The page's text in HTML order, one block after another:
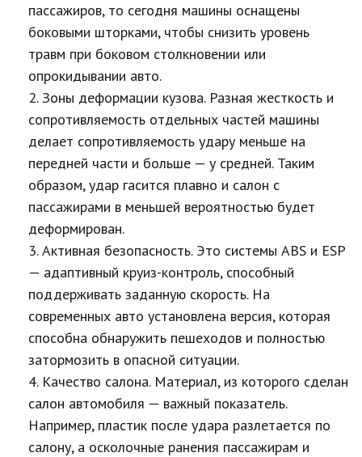
пассажиров, то сегодня машины оснащены
боковыми шторками, чтобы снизить уровень
травм при боковом столкновении или
опрокидывании авто.
Зоны деформации кузова. Разная жесткость и
сопротивляемость отдельных частей машины
делает сопротивляемость удару меньше на
передней части и больше — у средней. Таким
образом, удар гасится плавно и салон с
пассажирами в меньшей вероятностью будет
деформирован.
Активная безопасность. Это системы ABS и ESP
— адаптивный круиз-контроль, способный
поддерживать заданную скорость. На
современных авто установлена версия, которая
способна обнаружить пешеходов и полностью
затормозить в опасной ситуации.
Качество салона. Материал, из которого сделан
салон автомобиля — важный показатель.
Например, пластик после удара разлетается по
салону, а осколочные ранения пассажирам и